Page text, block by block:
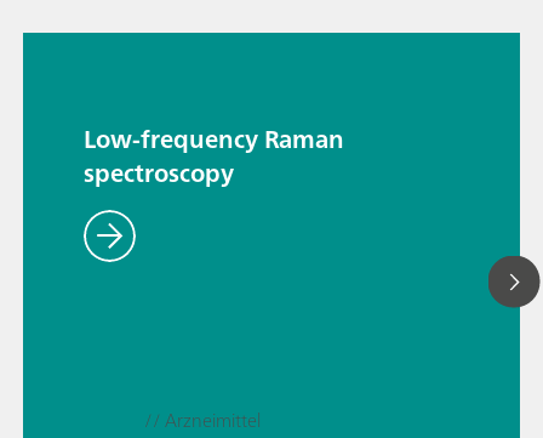
Low-frequency Raman
spectroscopy
// Arzneimittel